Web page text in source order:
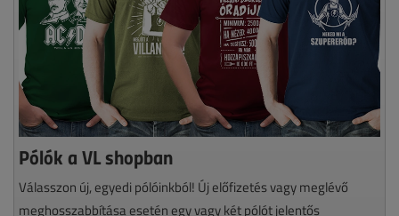
Pólók a VL shopban
Válasszon új, egyedi pólóinkból! Új előfizetés vagy meglévő
meghosszabbítása esetén egy vagy két pólót jelentős